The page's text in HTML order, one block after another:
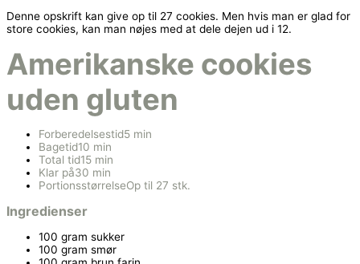
Denne opskrift kan give op til 27 cookies. Men hvis man er glad for
store cookies, kan man nøjes med at dele dejen ud i 12.
Amerikanske cookies
uden gluten
Forberedelsestid5 min
Bagetid10 min
Total tid15 min
Klar på30 min
PortionsstørrelseOp til 27 stk.
Ingredienser
100 gram sukker
100 gram smør